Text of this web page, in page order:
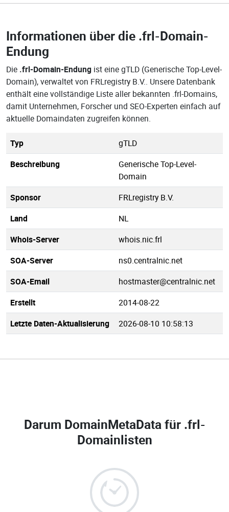
Informationen über die .frl-Domain-
Endung
Die .frl-Domain-Endung ist eine gTLD (Generische Top-Level-
Domain), verwaltet von FRLregistry B.V.. Unsere Datenbank
enthält eine vollständige Liste aller bekannten .frl-Domains,
damit Unternehmen, Forscher und SEO-Experten einfach auf
aktuelle Domaindaten zugreifen können.
Typ
gTLD
Beschreibung
Generische Top-Level-
Domain
Sponsor
FRLregistry B.V.
Land
NL
Whois-Server
whois.nic.frl
SOA-Server
ns0.centralnic.net
SOA-Email
hostmaster@centralnic.net
Erstellt
2014-08-22
Letzte Daten-Aktualisierung
2026-08-10 10:58:13
Darum DomainMetaData für .frl-
Domainlisten